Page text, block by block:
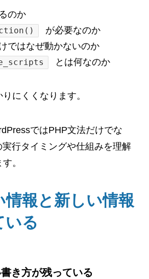
のか
が必要なのか
ではなぜ動かないのか
とは何なのか
にくくなります。
ではPHP文法だけでな
実行タイミングや仕組みを理解
。
情報と新しい情報
いる
き方が残っている